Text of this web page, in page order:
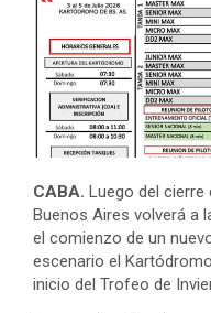
CABA. Luego del cierre
Buenos Aires volverá a
el comienzo de un
escenario el
inicio del Trofeo de